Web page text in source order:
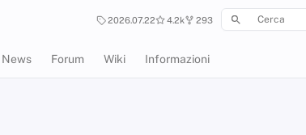
2026.07.22 4.2k 293
News Forum Wiki Informazioni